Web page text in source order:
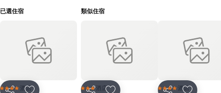
已選住宿
4 星級 酒店
類似住宿
3 星級酒店 4 星級 酒店